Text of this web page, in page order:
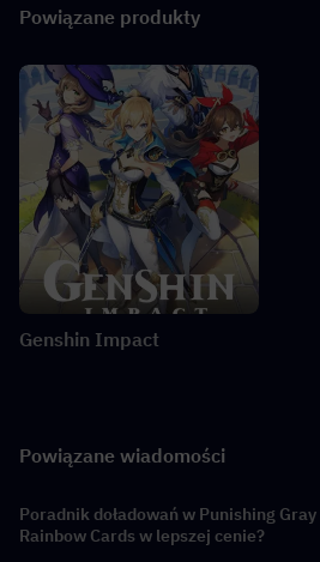
Powiązane produkty
Genshin Impact
Powiązane wiadomości
Poradnik doładowań w Punishing
Rainbow Cards w lepszej cenie?